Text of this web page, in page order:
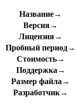
Название→
Версия→
Лицензия→
Пробный период→
Стоимость→
Поддержка→
Размер файла→
Разработчик→